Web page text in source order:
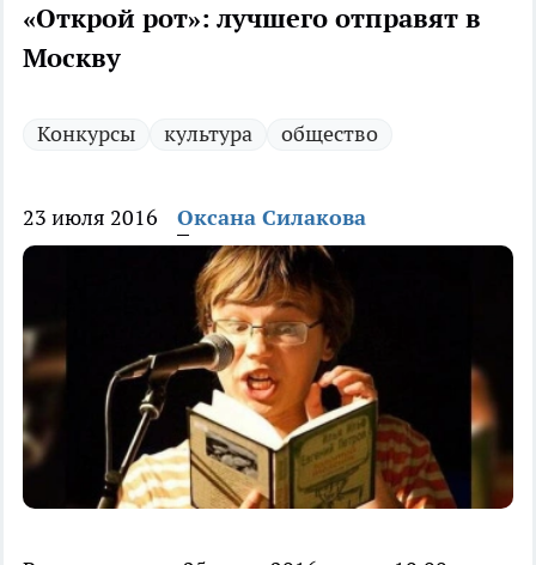
«Открой рот»: лучшего отправят в
Москву
Конкурсы культура общество
23 июля 2016 Оксана Силакова